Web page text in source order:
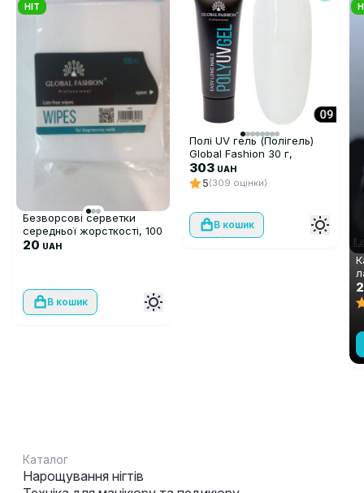
HIT
Безворсові серветки
середньої жорсткості, 100
шт
20 UAH
В кошик
Полі UV гель (Полігель)
Global Fashion 30 г,
прозорий 09
303 UAH
5(309 оцінки)
В кошик
Каталог
Нарощування нігтів